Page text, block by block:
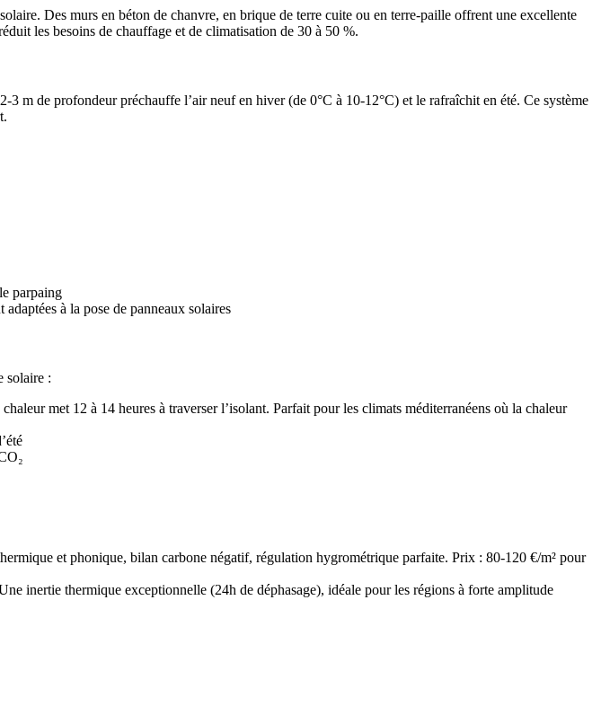
Des murs en béton de chanvre, en brique de terre cuite ou en terre-paille offrent une excellente
les besoins de chauffage et de climatisation de 30 à 50 %.
m de profondeur préchauffe l’air neuf en hiver (de 0°C à 10-12°C) et le rafraîchit en été. Ce système
parpaing
à la pose de panneaux solaires
solaire :
met 12 à 14 heures à traverser l’isolant. Parfait pour les climats méditerranéens où la chaleur
et phonique, bilan carbone négatif, régulation hygrométrique parfaite. Prix : 80-120 €/m² pour
inertie thermique exceptionnelle (24h de déphasage), idéale pour les régions à forte amplitude